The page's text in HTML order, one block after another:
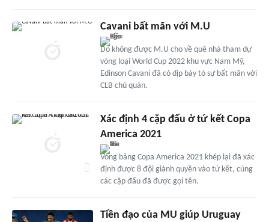
Cavani bất mãn với M.U
Do không được M.U cho về quê nhà tham dự
vòng loại World Cup 2022 khu vực Nam Mỹ,
Edinson Cavani đã có dịp bày tỏ sự bất mãn với
CLB chủ quản.
Xác định 4 cặp đấu ở tứ kết Copa
America 2021
Vòng bảng Copa America 2021 khép lại đã xác
định được 8 đội giành quyền vào tứ kết, cùng
các cặp đấu đã được gọi tên.
Tiền đạo của MU giúp Uruguay